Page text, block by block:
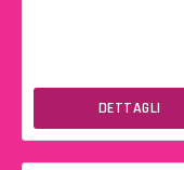
DETTAGLI